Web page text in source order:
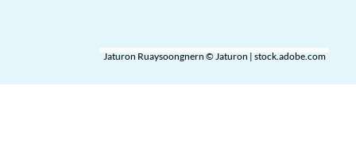
Jaturon Ruaysoongnern © Jaturon | stock.adobe.com